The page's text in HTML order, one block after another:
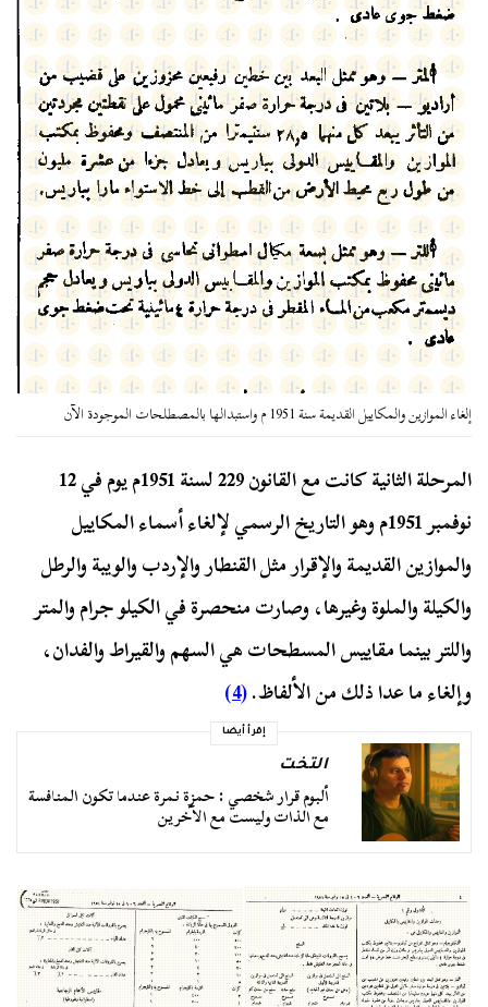
إلغاء الموازين والمكاييل القديمة سنة 1951 م واستبدالها بالمصطلحات الموجودة الآن
المرحلة الثانية كانت مع القانون 229 لسنة 1951م يوم في 12
نوفمبر 1951م وهو التاريخ الرسمي لإلغاء أسماء المكاييل
والموازين القديمة والإقرار مثل القنطار والإردب والويبة والرطل
والكيلة والملوة وغيرها، وصارت منحصرة في الكيلو جرام والمتر
واللتر بينما مقاييس المسطحات هي السهم والقيراط والفدان،
وإلغاء ما عدا ذلك من الألفاظ.(4)
إقرأ أيضا
التخت
ألبوم قرار شخصي : حمزة نمرة عندما تكون المنافسة
مع الذات وليست مع الآخرين